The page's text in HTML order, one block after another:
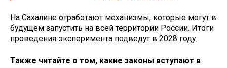
На Сахалине отработают механизмы, которые могут в
будущем запустить на всей территории России. Итоги
проведения эксперимента подведут в 2028 году.
Также читайте о том, какие законы вступают в